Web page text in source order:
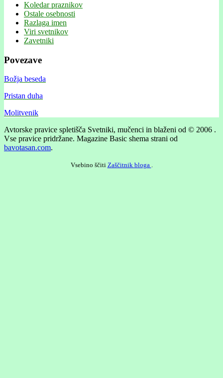
Koledar praznikov
Ostale osebnosti
Razlaga imen
Viri svetnikov
Zavetniki
Povezave
Božja beseda
Pristan duha
Molitvenik
Avtorske pravice spletišča Svetniki, mučenci in blaženi od © 2006 .
Vse pravice pridržane. Magazine Basic shema strani od
bavotasan.com.
Vsebino ščiti Zaščitnik bloga .